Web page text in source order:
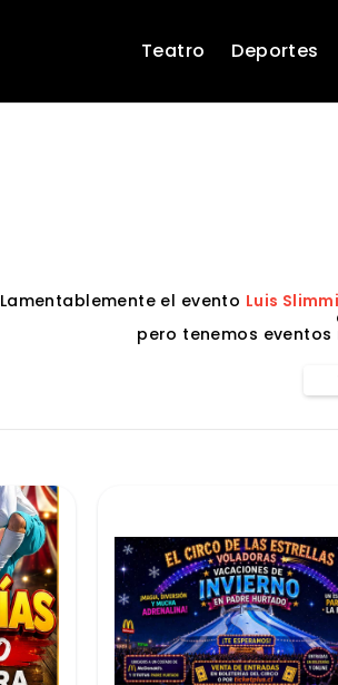
Teatro Deportes
Lamentablemente el evento Luis
pero tenemos